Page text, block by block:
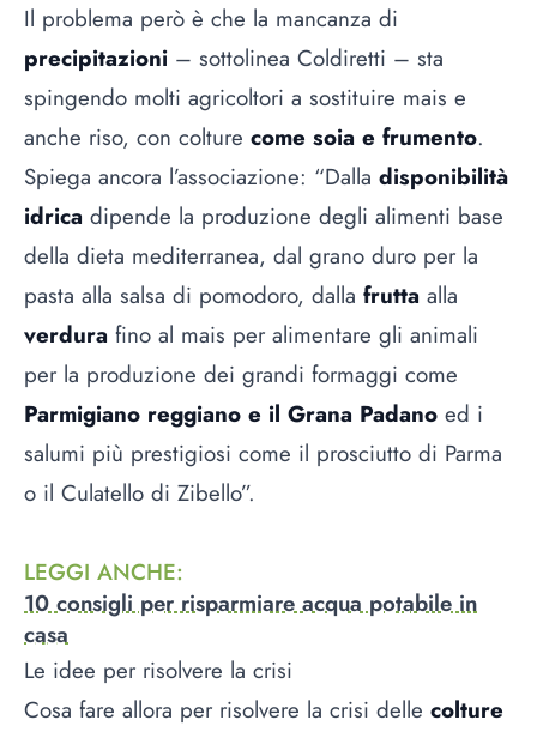
Il problema però è che la mancanza di
precipitazioni – sottolinea Coldiretti – sta
spingendo molti agricoltori a sostituire mais e
anche riso, con colture come soia e frumento.
Spiega ancora l’associazione: “Dalla disponibilità
idrica dipende la produzione degli alimenti base
della dieta mediterranea, dal grano duro per la
pasta alla salsa di pomodoro, dalla frutta alla
verdura fino al mais per alimentare gli animali
per la produzione dei grandi formaggi come
Parmigiano reggiano e il Grana Padano ed i
salumi più prestigiosi come il prosciutto di Parma
o il Culatello di Zibello”.
LEGGI ANCHE:
10 consigli per risparmiare acqua potabile in
casa
Le idee per risolvere la crisi
Cosa fare allora per risolvere la crisi delle colture